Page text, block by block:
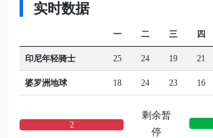
实时数据
一 二 三 四
印尼年轻骑士 25 24 19 21
婆罗洲地球 18 24 23 16
2
剩余暂
停